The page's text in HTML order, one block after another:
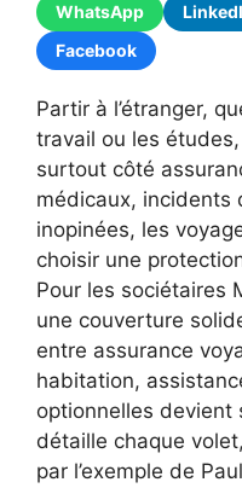
WhatsApp
Facebook
Partir à l’étranger,
travail ou les
surtout côté
médicaux, incidents
inopinées, les
choisir une
Pour les sociétaires
une couverture
entre assurance
habitation,
optionnelles devient
détaille chaque
par l’exemple de